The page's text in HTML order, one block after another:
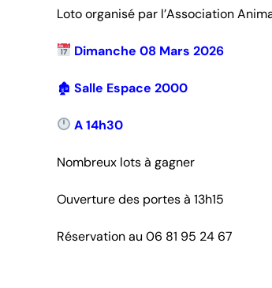
Loto organisé par l’Association
Dimanche 08 Mars 2026
🏚 Salle Espace 2000
A 14h30
Nombreux lots à gagner
Ouverture des portes à 13h15
Réservation au 06 81 95 24 67